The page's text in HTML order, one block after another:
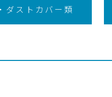
ダストカバー類